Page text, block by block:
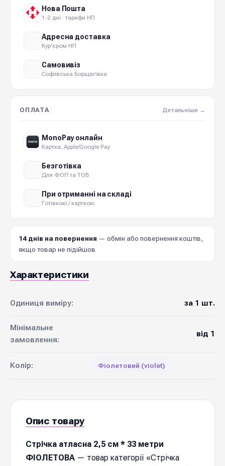
Нова Пошта
1-2 дні · тарифи НП
Адресна доставка
Кур'єром НП
Самовивіз
Софіївська Борщагівка
ОПЛАТА Детальніше →
MonoPay онлайн
Картка, Apple/Google Pay
Безготівка
Для ФОП та ТОВ
При отриманні на складі
Готівкою / карткою
14 днів на повернення — обмін або повернення коштів,
якщо товар не підійшов
Характеристики
Одиниця виміру: за 1 шт.
Мінімальне
замовлення:
від 1
Колір: Фіолетовий (violet)
Опис товару
Стрічка атласна 2,5 см * 33 метри
ФІОЛЕТОВА — товар категорії «Стрічка